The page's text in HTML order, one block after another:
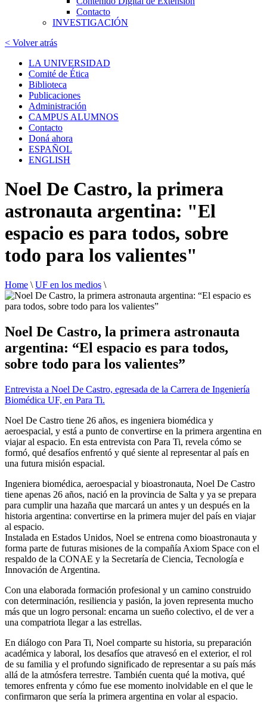
Contacto
INVESTIGACIÓN
< Volver atrás
LA UNIVERSIDAD
Comité de Ética
Biblioteca
Publicaciones
Administración
CAMPUS ALUMNOS
Contacto
Doná ahora
ESPAÑOL
ENGLISH
Noel De Castro, la primera
astronauta argentina: "El
espacio es para todos, sobre
todo para los valientes"
Home \ UF en los medios \
Noel De Castro, la primera astronauta
argentina: “El espacio es para todos,
sobre todo para los valientes”
Entrevista a Noel De Castro, egresada de la Carrera de Ingeniería
Biomédica UF, en Para Ti.
Noel De Castro tiene 26 años, es ingeniera biomédica y
aeroespacial, y está a punto de convertirse en la primera argentina en
viajar al espacio. En esta entrevista con Para Ti, revela cómo se
formó, qué desafíos enfrentó y qué siente al representar al país en
una futura misión espacial.
Ingeniera biomédica, aeroespacial y bioastronauta, Noel De Castro
tiene apenas 26 años, nació en la provincia de Salta y ya se prepara
para cumplir una hazaña que marcará un antes y un después en la
historia argentina: convertirse en la primera mujer del país en viajar
al espacio.
Instalada en Estados Unidos, Noel se entrena como bioastronauta y
forma parte de futuras misiones de la compañía Axiom Space con el
respaldo de la CONAE y la Secretaría de Ciencia, Tecnología e
Innovación de Argentina.
Con una elaborada formación profesional y un camino construido
con determinación, resiliencia y pasión, la joven representa mucho
más que un logro personal: encarna un sueño colectivo, el de ver a
una compatriota llegar a las estrellas.
En diálogo con Para Ti, Noel comparte su historia, su preparación
académica y laboral, los desafíos que atravesó en el exterior, el rol
de su familia y el profundo significado de representar a su país más
allá de la atmósfera terrestre. También cuenta qué la motiva, qué
temores enfrenta y cómo fue ese momento inolvidable en el que le
confirmaron que sería la primera argentina en volar al espacio.